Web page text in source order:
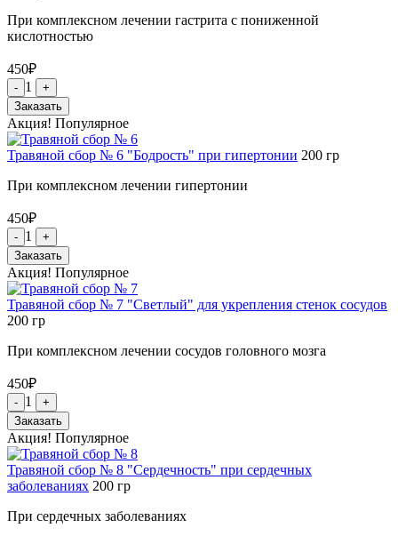
При комплексном лечении гастрита с пониженной
кислотностью
450₽
- 1
+
Заказать
Акция! Популярное
Травяной сбор № 6 "Бодрость" при гипертонии 200 гр
При комплексном лечении гипертонии
450₽
- 1
+
Заказать
Акция! Популярное
Травяной сбор № 7 "Светлый" для укрепления стенок сосудов
200 гр
При комплексном лечении сосудов головного мозга
450₽
- 1
+
Заказать
Акция! Популярное
Травяной сбор № 8 "Сердечность" при сердечных
заболеваниях 200 гр
При сердечных заболеваниях